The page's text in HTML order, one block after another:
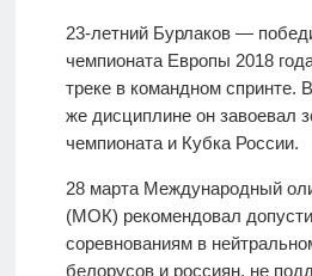
23-летний Бурлаков —
чемпионата Европы 2018
треке в командном спринте.
же дисциплине он завоевал
чемпионата и Кубка России.
28 марта Международный
(МОК) рекомендовал
соревнованиям в
белорусов и россиян, не